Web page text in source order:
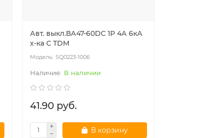
Авт. выкл.ВА47-60DC 1P 4А 6кА
х-ка С TDM
SQ0223-1006
В наличии
41.90 руб.
В корзину